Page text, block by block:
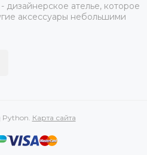
дизайнерское ателье, которое
аксессуары небольшими
Python. Карта сайта